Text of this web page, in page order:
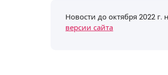
Новости до октября 2022 г.
версии сайта